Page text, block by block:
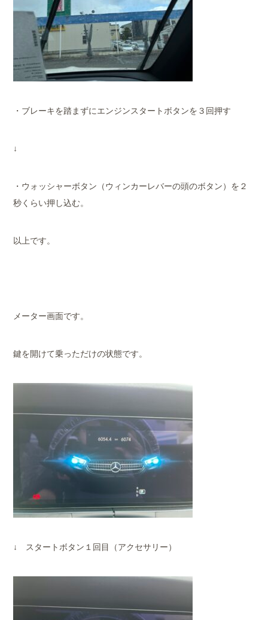
・ブレーキを踏まずにエンジンスタートボタンを３回押す
↓
・ウォッシャーボタン（ウィンカーレバーの頭のボタン）を２
秒くらい押し込む。
以上です。
メーター画面です。
鍵を開けて乗っただけの状態です。
↓ スタートボタン１回目（アクセサリー）